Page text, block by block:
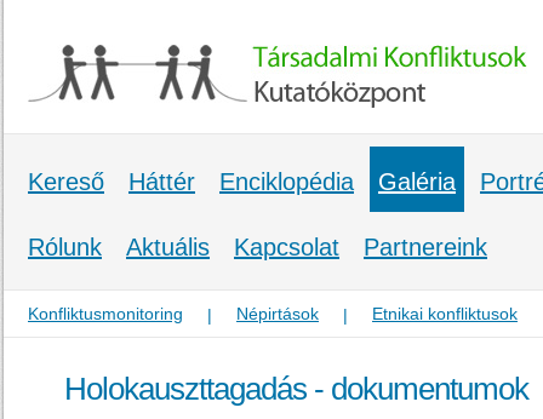
Kereső Háttér Enciklopédia Galéria
Rólunk Aktuális Kapcsolat Partnereink
Konfliktusmonitoring | Népirtások | Etnikai konfliktusok
Holokauszttagadás - dokumentumok